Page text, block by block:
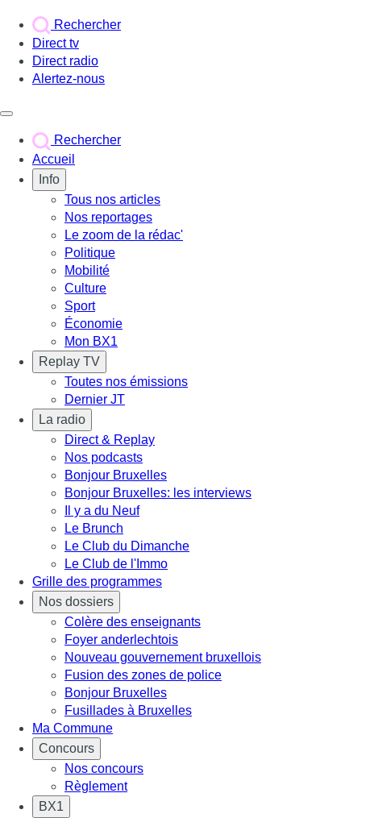
Rechercher
Direct tv
Direct radio
Alertez-nous
Rechercher
Accueil
Info
Tous nos articles
Nos reportages
Le zoom de la rédac'
Politique
Mobilité
Culture
Sport
Économie
Mon BX1
Replay TV
Toutes nos émissions
Dernier JT
La radio
Direct & Replay
Nos podcasts
Bonjour Bruxelles
Bonjour Bruxelles: les interviews
Il y a du Neuf
Le Brunch
Le Club du Dimanche
Le Club de l'Immo
Grille des programmes
Nos dossiers
Colère des enseignants
Foyer anderlechtois
Nouveau gouvernement bruxellois
Fusion des zones de police
Bonjour Bruxelles
Fusillades à Bruxelles
Ma Commune
Concours
Nos concours
Règlement
BX1